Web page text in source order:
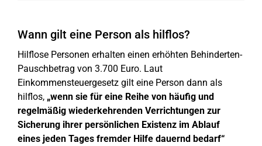
Wann gilt eine Person als hilflos?
Hilflose Personen erhalten einen erhöhten Behinderten-
Pauschbetrag von 3.700 Euro. Laut
Einkommensteuergesetz gilt eine Person dann als
hilflos, „wenn sie für eine Reihe von häufig und
regelmäßig wiederkehrenden Verrichtungen zur
Sicherung ihrer persönlichen Existenz im Ablauf
eines jeden Tages fremder Hilfe dauernd bedarf“